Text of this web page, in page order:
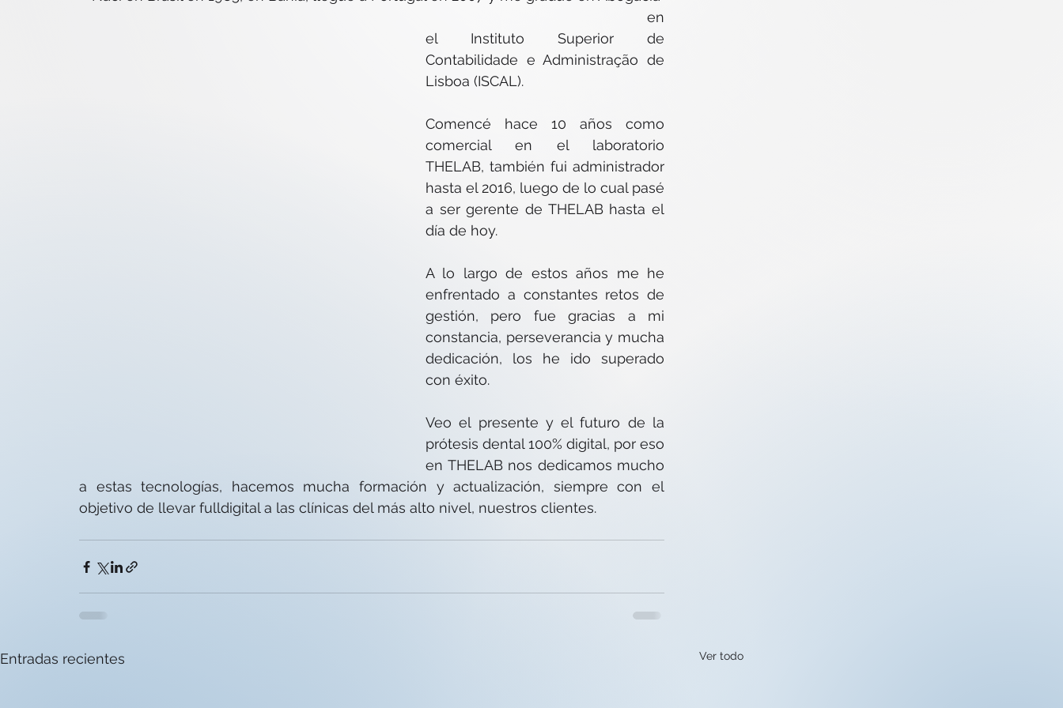
en
el Instituto Superior de
Contabilidade e Administração de
Lisboa (ISCAL).
Comencé hace 10 años como
comercial en el laboratorio
THELAB, también fui administrador
hasta el 2016, luego de lo cual pasé
a ser gerente de THELAB hasta el
día de hoy.
A lo largo de estos años me he
enfrentado a constantes retos de
gestión, pero fue gracias a mi
constancia, perseverancia y mucha
dedicación, los he ido superado
con éxito.
Veo el presente y el futuro de la
prótesis dental 100% digital, por eso
en THELAB nos dedicamos mucho
a estas tecnologías, hacemos mucha formación y actualización, siempre con el
objetivo de llevar fulldigital a las clínicas del más alto nivel, nuestros clientes.
Entradas recientes Ver todo